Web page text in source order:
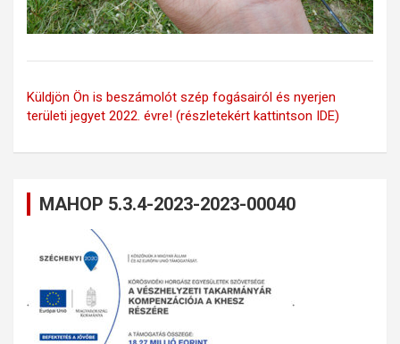
Küldjön Ön is beszámolót szép fogásairól és nyerjen
területi jegyet 2022. évre! (részletekért kattintson IDE)
MAHOP 5.3.4-2023-2023-00040